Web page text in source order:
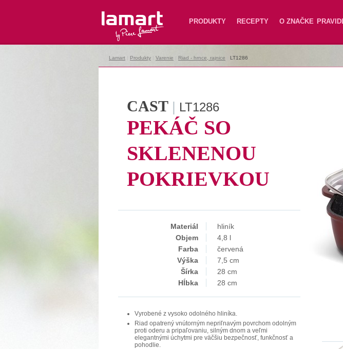
Lamart PRODUKTY RECEPTY O ZNAČKE
Lamart Produkty Varenie Riad - hrnce, rajnice LT1286
CAST | LT1286
PEKÁČ SO
SKLENENOU
POKRIEVKOU
Materiál
hliník
Objem
4,8 l
Farba
červená
Výška
7,5 cm
Šírka
28 cm
Hĺbka
28 cm
Vyrobené z vysoko odolného hliníka.
Riad opatrený vnútorným nepriľnavým povrchom odolným
proti oderu a pripaľovaniu, silným dnom a veľmi
elegantnými úchytmi pre väčšiu bezpečnosť, funkčnosť a
pohodlie.